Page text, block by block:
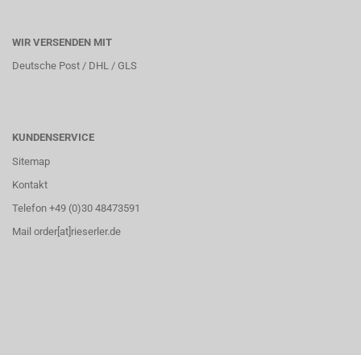
WIR VERSENDEN MIT
Deutsche Post / DHL / GLS
KUNDENSERVICE
Sitemap
Kontakt
Telefon +49 (0)30 48473591
Mail order[at]rieserler.de